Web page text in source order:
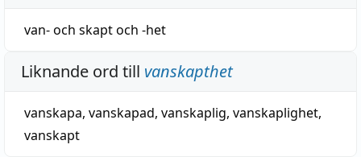
van-och skaptoch -het
Liknande ord till vanskapthet
vanskapa, vanskapad, vanskaplig, vanskaplighet,
vanskapt